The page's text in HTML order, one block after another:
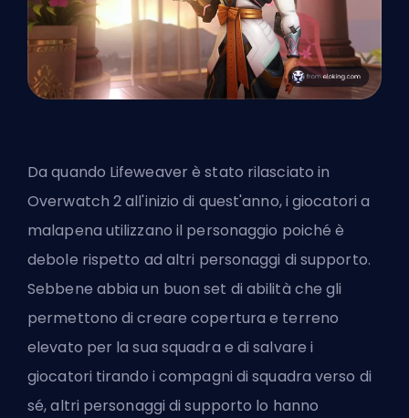
Da quando Lifeweaver è stato rilasciato in
Overwatch 2 all'inizio di quest'anno, i giocatori a
malapena utilizzano il personaggio poiché è
debole rispetto ad altri personaggi di supporto.
Sebbene abbia un buon set di abilità che gli
permettono di creare copertura e terreno
elevato per la sua squadra e di salvare i
giocatori tirando i compagni di squadra verso di
sé, altri personaggi di supporto lo hanno